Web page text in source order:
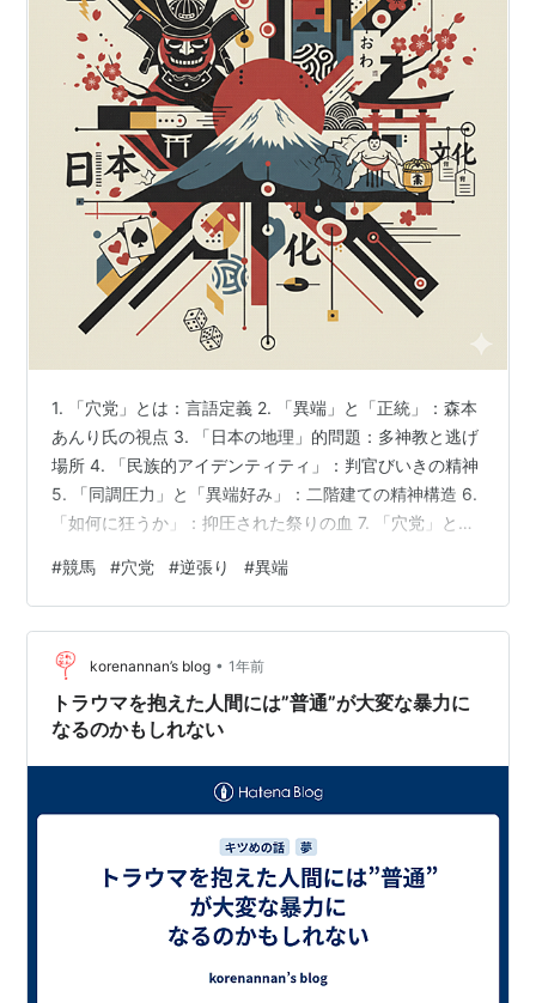
1. 「穴党」とは：言語定義 2. 「異端」と「正統」：森本
あんり氏の視点 3. 「日本の地理」的問題：多神教と逃げ
場所 4. 「民族的アイデンティティ」：判官びいきの精神
5. 「同調圧力」と「異端好み」：二階建ての精神構造 6.
「如何に狂うか」：抑圧された祭りの血 7. 「穴党」と
形を変えた現代の異端 9. まとめ：可処分所得は「亡命の
パスポート」 10. 参考図書 1. 「穴党」とは：言語定義
「穴党」とは、単に高配当を狙うギャンブラーを指す言
葉ではない。それは、圧倒的な支持を集める「本命（マ
ジョリティ）」を拒絶し、あえて勝算の薄…
#競馬 #穴党 #逆張り #異端
korenannan’s blog • 1年前
トラウマを抱えた人間には”普通”が大変な暴力に
なるのかもしれない